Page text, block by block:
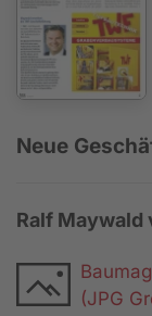
Neue
Ralf Maywald
(JPG